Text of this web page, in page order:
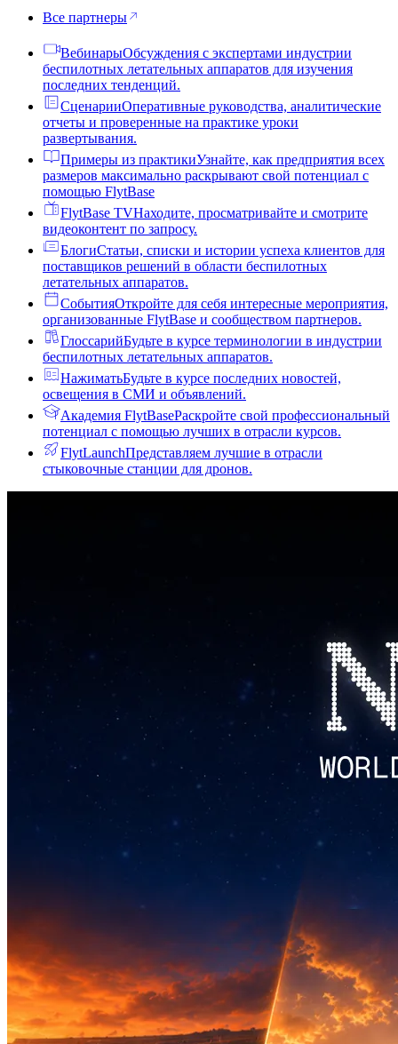
Все партнеры
ВебинарыОбсуждения с экспертами индустрии
беспилотных летательных аппаратов для изучения
последних тенденций.
СценарииОперативные руководства, аналитические
отчеты и проверенные на практике уроки
развертывания.
Примеры из практикиУзнайте, как предприятия всех
размеров максимально раскрывают свой потенциал с
помощью FlytBase
FlytBase TVНаходите, просматривайте и смотрите
видеоконтент по запросу.
БлогиСтатьи, списки и истории успеха клиентов для
поставщиков решений в области беспилотных
летательных аппаратов.
СобытияОткройте для себя интересные мероприятия,
организованные FlytBase и сообществом партнеров.
ГлоссарийБудьте в курсе терминологии в индустрии
беспилотных летательных аппаратов.
НажиматьБудьте в курсе последних новостей,
освещения в СМИ и объявлений.
Академия FlytBaseРаскройте свой профессиональный
потенциал с помощью лучших в отрасли курсов.
FlytLaunchПредставляем лучшие в отрасли
стыковочные станции для дронов.